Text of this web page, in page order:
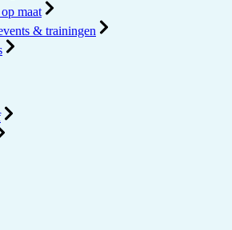
maat
& trainingen